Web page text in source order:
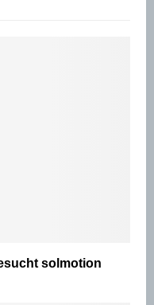
solmotion